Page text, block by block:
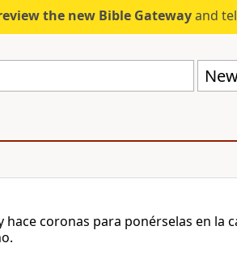
the new Bible Gatewayand
hace coronas para ponérselas en la